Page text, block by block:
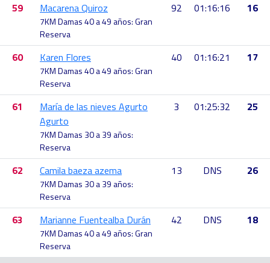
59 Macarena Quiroz
7KM Damas 40 a 49 años: Gran
Reserva
92 01:16:16 16
60 Karen Flores
7KM Damas 40 a 49 años: Gran
Reserva
40 01:16:21 17
61
María de las nieves Agurto
Agurto
7KM Damas 30 a 39 años:
Reserva
3 01:25:32 25
62 Camila baeza azema
7KM Damas 30 a 39 años:
Reserva
13 DNS 26
63 Marianne Fuentealba Durán
7KM Damas 40 a 49 años: Gran
Reserva
42 DNS 18